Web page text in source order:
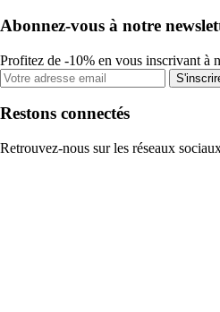
Abonnez-vous à notre
Profitez de -10% en vous inscrivant à
Restons connectés
Retrouvez-nous sur les réseaux